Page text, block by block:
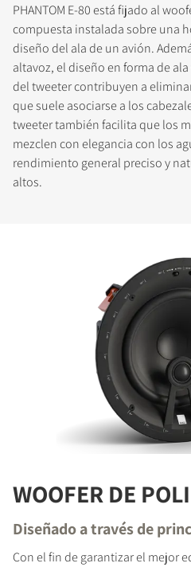
PHANTOM E-80 está fijado al
compuesta instalada sobre una
diseño del ala de un avión.
altavoz, el diseño en forma de
del tweeter contribuyen a
que suele asociarse a los
tweeter también facilita que los
mezclen con elegancia con los
rendimiento general preciso y
altos.
WOOFER DE
Diseñado a través de
Con el fin de garantizar el mejor